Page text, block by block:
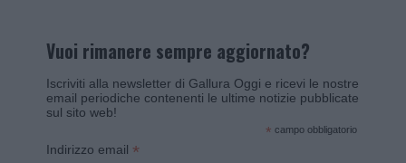
Vuoi rimanere sempre aggiornato?
Iscriviti alla newsletter di Gallura Oggi e ricevi le nostre
email periodiche contenenti le ultime notizie pubblicate
sul sito web!
* campo obbligatorio
Indirizzo email *